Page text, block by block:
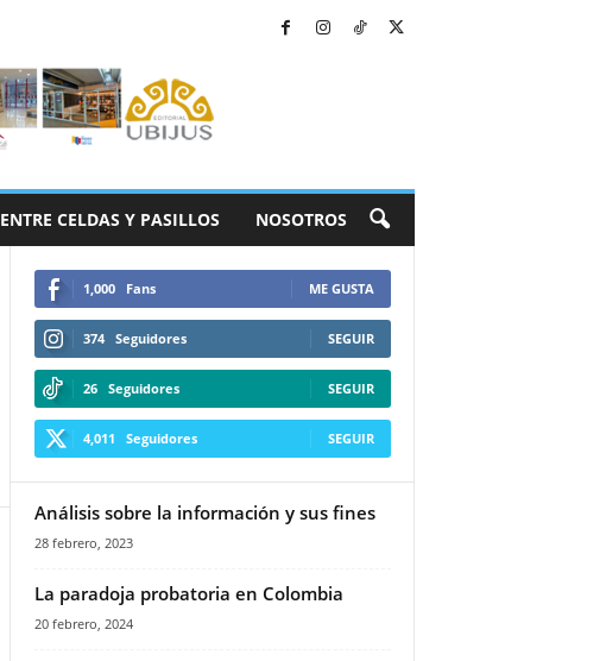
ENTRE CELDAS Y PASILLOS NOSOTROS
1,000 Fans ME GUSTA
374 Seguidores SEGUIR
26 Seguidores SEGUIR
4,011 Seguidores SEGUIR
Análisis sobre la información y sus fines
28 febrero, 2023
La paradoja probatoria en Colombia
20 febrero, 2024